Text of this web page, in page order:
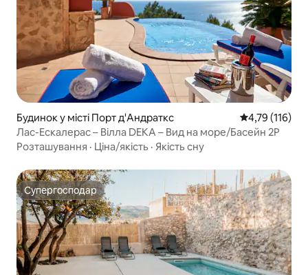
Будинок у місті Порт д'Андраткс Середня
4,79 (116)
Лас-Ескалерас – Вілла DEKA – Вид на море/Басейн 2P
Розташування · Ціна/якість · Якість сну
Супергосподар
Супергосподар